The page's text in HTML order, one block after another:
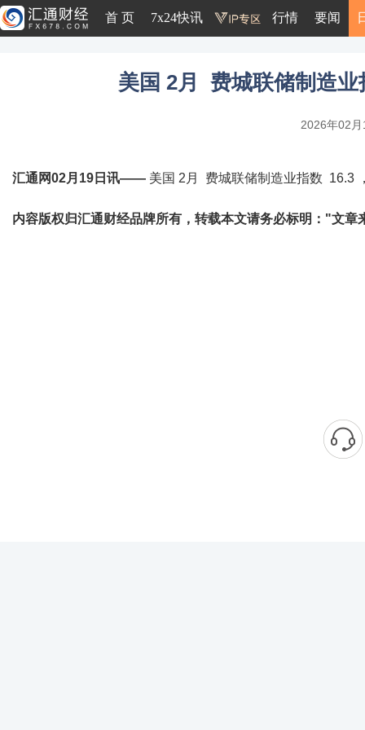
首 页 7x24快讯 行情 要闻
美国 2月 费城联储制造
2026年02
汇通网02月19日讯—— 美国 2月 费城联储制造业指数 16.3
内容版权归汇通财经品牌所有，转载本文请务必标明："文章